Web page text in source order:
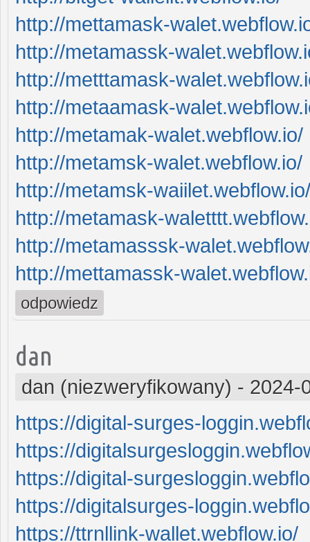
http://mettamask-
http://metamassk-
http://metttamask-
http://metaamask-
http://metamak-walet.webflow.io/
http://metamsk-walet.webflow.io/
http://metamsk-waiilet.webflow.io/
http://metamask-
http://metamasssk-
http://mettamassk-
odpowiedz
dan
dan (niezweryfikowany) - 2024-
https://digital-surges-
https://
https://digital-
https://digitalsurges-
https://ttrnllink-wallet.webflow.io/